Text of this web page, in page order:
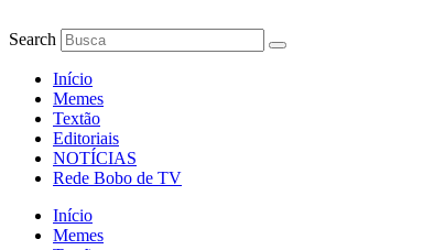
para
conteúdo
Search
Início
Memes
Textão
Editoriais
NOTÍCIAS
Rede Bobo de TV
Início
Memes